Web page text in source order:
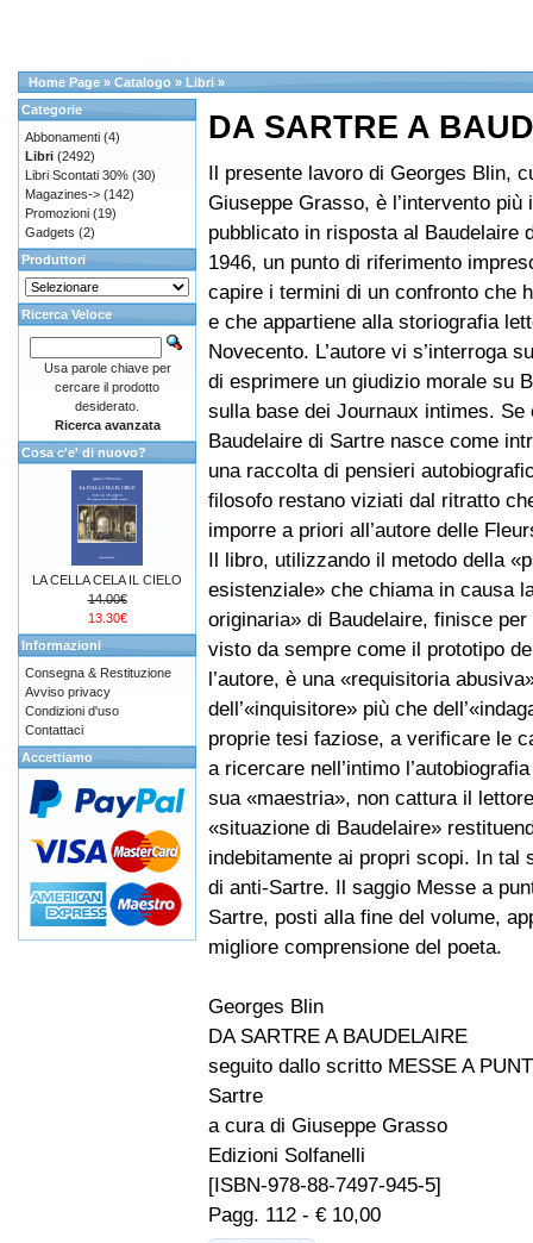
Home Page » Catalogo » Libri »
DA SARTRE A
Il presente lavoro di Georges Blin,
Giuseppe Grasso, è l’intervento più
pubblicato in risposta al Baudelaire
1946, un punto di riferimento
capire i termini di un confronto che
e che appartiene alla storiografia
Novecento. L’autore vi s’interroga
di esprimere un giudizio morale su
sulla base dei Journaux intimes. Se
Baudelaire di Sartre nasce come
una raccolta di pensieri
filosofo restano viziati dal ritratto
imporre a priori all’autore delle
Il libro, utilizzando il metodo della
esistenziale» che chiama in causa
originaria» di Baudelaire, finisce per
visto da sempre come il prototipo
l’autore, è una «requisitoria
dell’«inquisitore» più che
proprie tesi faziose, a verificare le
a ricercare nell’intimo
sua «maestria», non cattura il
«situazione di Baudelaire»
indebitamente ai propri scopi. In tal
di anti-Sartre. Il saggio Messe a
Sartre, posti alla fine del volume,
migliore comprensione del poeta.
Georges Blin
DA SARTRE A BAUDELAIRE
seguito dallo scritto MESSE A
Sartre
a cura di Giuseppe Grasso
Edizioni Solfanelli
[ISBN-978-88-7497-945-5]
Pagg. 112 - € 10,00
Categorie
Abbonamenti (4)
Libri (2492)
Libri Scontati 30% (30)
Magazines-> (142)
Promozioni (19)
Gadgets (2)
Produttori
Ricerca Veloce
Usa parole chiave per
cercare il prodotto
desiderato.
Ricerca avanzata
Cosa c'e' di nuovo?
LA CELLA CELA IL CIELO
14.00€
13.30€
Informazioni
Consegna & Restituzione
Avviso privacy
Condizioni d'uso
Contattaci
Accettiamo